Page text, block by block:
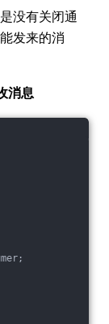
没有关闭通
发来的消
消息